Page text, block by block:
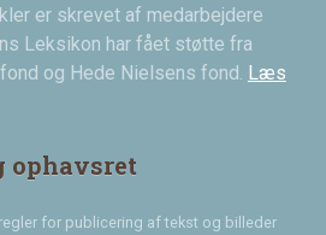
er skrevet af medarbejdere
Leksikon har fået støtte fra
og Hede Nielsens fond. Læs
ophavsret
for publicering af tekst og billeder